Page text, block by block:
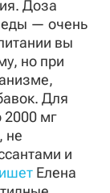
Доза
еды — очень
вы
но при
Для
2000 мг
не
и
Елена